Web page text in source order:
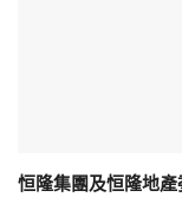
恒隆集團及恒隆地